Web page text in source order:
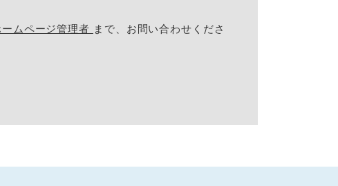
ームページ管理者 まで、お問い合わせくださ